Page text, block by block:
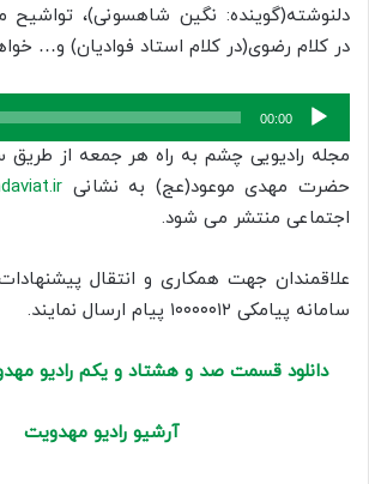
دلنوشته‌(گوینده: نگین شاهسونی)، تواشیح
در کلام رضوی(در کلام استاد فوادیان) و…
پخش‌کننده
صوت
00:00
مجله رادیویی چشم به راه هر جمعه از طریق
حضرت مهدی موعود(عج) به نشانی
اجتماعی منتشر می شود.
علاقمندان جهت همکاری و انتقال
سامانه پیامکی ۱۰۰۰۰۰۱۲ پیام ارسال نمایند.
دانلود قسمت صد و هشتاد و یکم رادیو
آرشیو رادیو مهدویت